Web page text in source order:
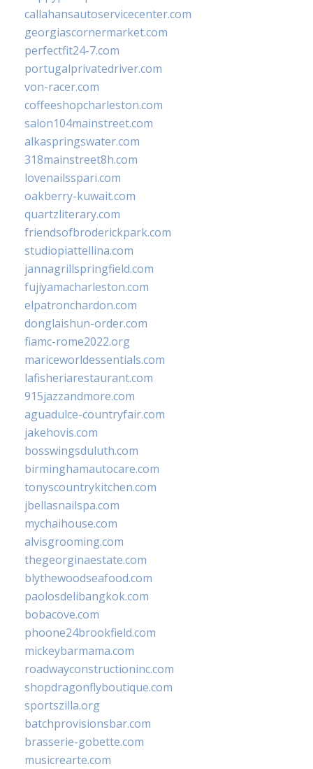
callahansautoservicecenter.com
georgiascornermarket.com
perfectfit24-7.com
portugalprivatedriver.com
von-racer.com
coffeeshopcharleston.com
salon104mainstreet.com
alkaspringswater.com
318mainstreet8h.com
lovenailsspari.com
oakberry-kuwait.com
quartzliterary.com
friendsofbroderickpark.com
studiopiattellina.com
jannagrillspringfield.com
fujiyamacharleston.com
elpatronchardon.com
donglaishun-order.com
fiamc-rome2022.org
mariceworldessentials.com
lafisheriarestaurant.com
915jazzandmore.com
aguadulce-countryfair.com
jakehovis.com
bosswingsduluth.com
birminghamautocare.com
tonyscountrykitchen.com
jbellasnailspa.com
mychaihouse.com
alvisgrooming.com
thegeorginaestate.com
blythewoodseafood.com
paolosdelibangkok.com
bobacove.com
phoone24brookfield.com
mickeybarmama.com
roadwayconstructioninc.com
shopdragonflyboutique.com
sportszilla.org
batchprovisionsbar.com
brasserie-gobette.com
musicrearte.com